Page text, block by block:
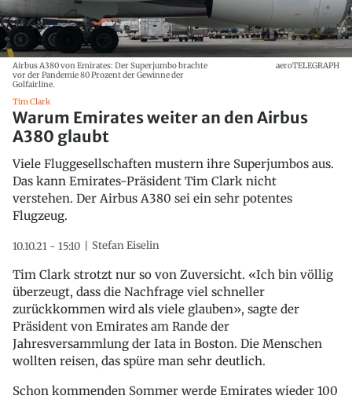
Airbus A380 von Emirates: Der Superjumbo brachte
vor der Pandemie 80 Prozent der Gewinne der
Golfairline.
aeroTELEGRAPH
Tim Clark
Warum Emirates weiter an den Airbus
A380 glaubt
Viele Fluggesellschaften mustern ihre Superjumbos aus.
Das kann Emirates-Präsident Tim Clark nicht
verstehen. Der Airbus A380 sei ein sehr potentes
Flugzeug.
10.10.21 - 15:10 Stefan Eiselin
Tim Clark strotzt nur so von Zuversicht. «Ich bin völlig
überzeugt, dass die Nachfrage viel schneller
zurückkommen wird als viele glauben», sagte der
Präsident von Emirates am Rande der
Jahresversammlung der Iata in Boston. Die Menschen
wollten reisen, das spüre man sehr deutlich.
Schon kommenden Sommer werde Emirates wieder 100